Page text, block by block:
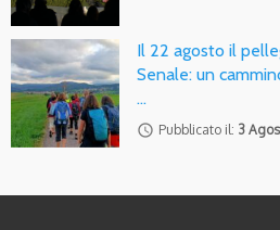
Il 22 agosto il
Senale: un
…
access_time Pubblicato il: 3